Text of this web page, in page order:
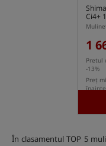
Ci4+
1
Pretul
-13%
Preț
În clasamentul TOP 5